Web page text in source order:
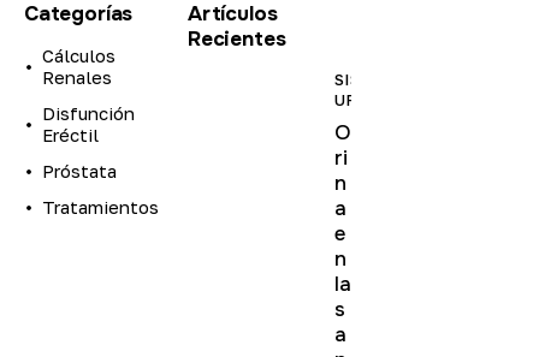
Categorías
Cálculos
Renales
Disfunción
Eréctil
Próstata
Tratamientos
Artículos
Recientes
SISTEMA
URINARIO
O
ri
n
a
e
n
la
s
a